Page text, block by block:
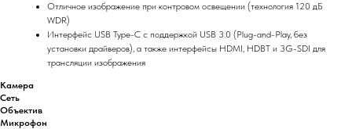
Отличное изображение при контровом освещении (технология 120 дБ
WDR)
Интерфейс USB Type-C с поддержкой USB 3.0 (Plug-and-Play, без
установки драйверов), а также интерфейсы HDMI, HDBT и 3G-SDI для
трансляции изображения
Камера
Сеть
Объектив
Микрофон